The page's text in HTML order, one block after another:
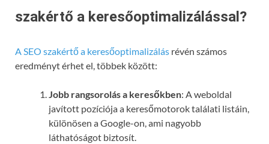
szakértő a keresőoptimalizálással?
A SEO szakértő a keresőoptimalizálás révén számos
eredményt érhet el, többek között:
Jobb rangsorolás a keresőkben: A weboldal
javított pozíciója a keresőmotorok találati listáin,
különösen a Google-on, ami nagyobb
láthatóságot biztosít.